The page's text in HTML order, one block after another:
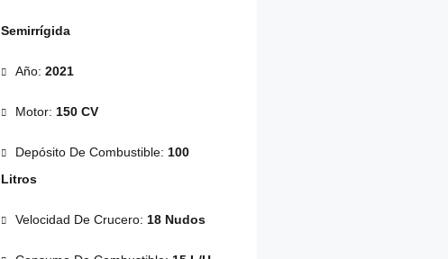
Semirrígida
Año: 2021
Motor: 150 CV
Depósito De Combustible: 100
Litros
Velocidad De Crucero: 18 Nudos